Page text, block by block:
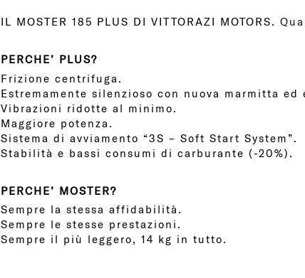
IL MOSTER 185 PLUS DI VITTORAZI MOTORS.
PERCHE’ PLUS?
Frizione centrifuga.
Estremamente silenzioso con nuova marmitta ed
Vibrazioni ridotte al minimo.
Maggiore potenza.
Sistema di avviamento “3S – Soft Start System”.
Stabilità e bassi consumi di carburante (-20%).
PERCHE’ MOSTER?
Sempre la stessa affidabilità.
Sempre le stesse prestazioni.
Sempre il più leggero, 14 kg in tutto.